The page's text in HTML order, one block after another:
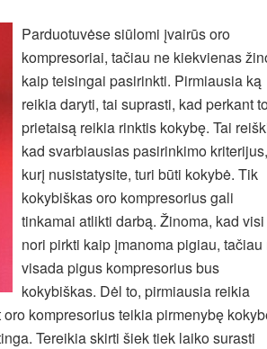
Parduotuvėse siūlomi įvairūs oro
kompresoriai, tačiau ne kiekvienas
kaip teisingai pasirinkti. Pirmiausia ką
reikia daryti, tai suprasti, kad perkant
prietaisą reikia rinktis kokybę. Tai
kad svarbiausias pasirinkimo kriterijus,
kurį nusistatysite, turi būti kokybė. Tik
kokybiškas oro kompresorius gali
tinkamai atlikti darbą. Žinoma, kad visi
nori pirkti kaip įmanoma pigiau, tačiau
visada pigus kompresorius bus
kokybiškas. Dėl to, pirmiausia reikia
kompresorius teikia pirmenybę
Tereikia skirti šiek tiek laiko surasti